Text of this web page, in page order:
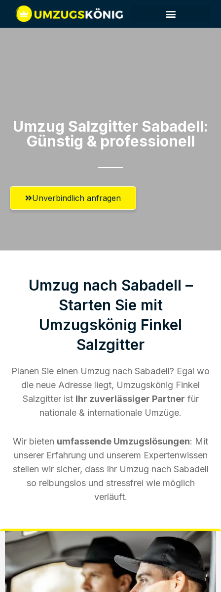
Umzug Salzgitter​ Sabadell:
Günstig & professionell​
Unverbindlich anfragen
Umzug nach Sabadell –
Starten Sie mit
Umzugskönig Finkel
Salzgitter
Planen Sie einen Umzug nach Sabadell? Egal wo
die neue Adresse liegt, Umzugskönig Finkel
Salzgitter ist Ihr zuverlässiger Partner für
nationale & internationale Umzüge.
Wir bieten umfassende Umzugslösungen: Mit
unserer Erfahrung und unserem Expertenwissen
stellen wir sicher, dass Ihr Umzug nach Sabadell
so reibungslos und stressfrei wie möglich
verläuft.